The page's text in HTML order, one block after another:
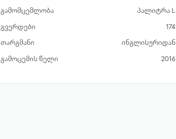
გამომცემლობა
პალიტრა L
გვერდები
174
თარგმანი
ინგლისურიდან
გამოცემის წელი
2016